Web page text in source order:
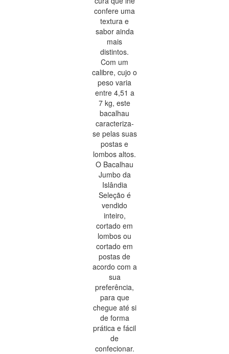
confere uma
textura e
sabor ainda
mais
distintos.
Com um
calibre, cujo o
peso varia
entre 4,51 a
7 kg, este
bacalhau
caracteriza-
se pelas suas
postas e
lombos altos.
O Bacalhau
Jumbo da
Islândia
Seleção é
vendido
inteiro,
cortado em
lombos ou
cortado em
postas de
acordo com a
sua
preferência,
para que
chegue até si
de forma
prática e fácil
de
confecionar.